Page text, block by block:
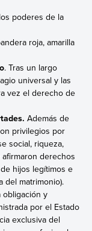
poderes de la
roja, amarilla
. Tras un largo
universal y las
vez el derecho de
Además de
privilegios por
social, riqueza,
derechos
hijos legítimos e
del matrimonio).
obligación y
por el Estado
exclusiva del